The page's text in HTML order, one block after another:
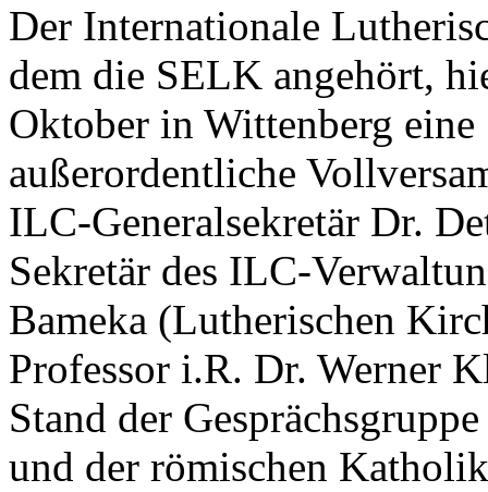
Der Internationale
dem die SELK angehört,
Oktober in Wittenberg eine
außerordentliche
ILC-Generalsekretär Dr.
Sekretär des ILC-
Bameka (Lutherischen
Professor i.R. Dr. Werner
Stand der
und der römischen